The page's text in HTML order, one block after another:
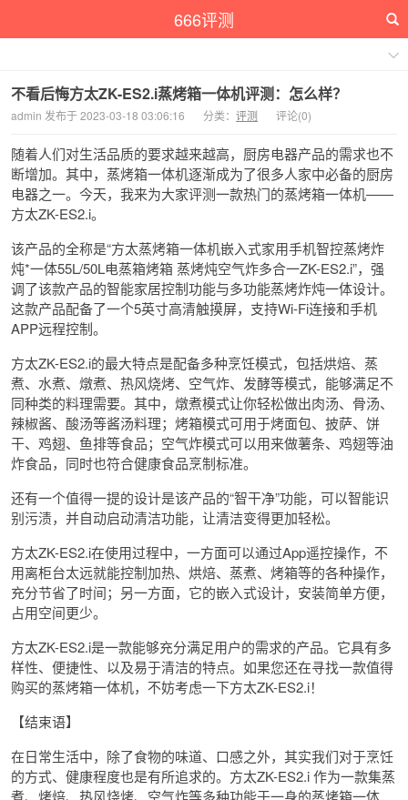
666评测
不看后悔方太ZK-ES2.i蒸烤箱一体机评测：怎么样？
admin 发布于 2023-03-18 03:06:16 分类： 评测 评论(0)
随着人们对生活品质的要求越来越高，厨房电器产品的需求也不
断增加。其中，蒸烤箱一体机逐渐成为了很多人家中必备的厨房
电器之一。今天，我来为大家评测一款热门的蒸烤箱一体机——
方太ZK-ES2.i。
该产品的全称是“方太蒸烤箱一体机嵌入式家用手机智控蒸烤炸
炖*一体55L/50L电蒸箱烤箱 蒸烤炖空气炸多合一ZK-ES2.i”，强
调了该款产品的智能家居控制功能与多功能蒸烤炸炖一体设计。
这款产品配备了一个5英寸高清触摸屏，支持Wi-Fi连接和手机
APP远程控制。
方太ZK-ES2.i的最大特点是配备多种烹饪模式，包括烘焙、蒸
煮、水煮、燉煮、热风烧烤、空气炸、发酵等模式，能够满足不
同种类的料理需要。其中，燉煮模式让你轻松做出肉汤、骨汤、
辣椒酱、酸汤等酱汤料理；烤箱模式可用于烤面包、披萨、饼
干、鸡翅、鱼排等食品；空气炸模式可以用来做薯条、鸡翅等油
炸食品，同时也符合健康食品烹制标准。
还有一个值得一提的设计是该产品的“智干净”功能，可以智能识
别污渍，并自动启动清洁功能，让清洁变得更加轻松。
方太ZK-ES2.i在使用过程中，一方面可以通过App遥控操作，不
用离柜台太远就能控制加热、烘焙、蒸煮、烤箱等的各种操作，
充分节省了时间；另一方面，它的嵌入式设计，安装简单方便，
占用空间更少。
方太ZK-ES2.i是一款能够充分满足用户的需求的产品。它具有多
样性、便捷性、以及易于清洁的特点。如果您还在寻找一款值得
购买的蒸烤箱一体机，不妨考虑一下方太ZK-ES2.i！
【结束语】
在日常生活中，除了食物的味道、口感之外，其实我们对于烹饪
的方式、健康程度也是有所追求的。方太ZK-ES2.i 作为一款集蒸
煮、烤焙、热风烧烤、空气炸等多种功能于一身的蒸烤箱一体